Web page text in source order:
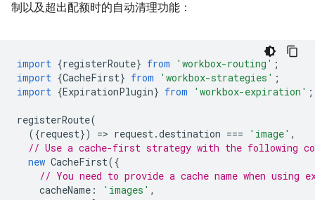
制以及超出配额时的自动清理功能：
import {registerRoute} from 'workbox-routing' ;
import {CacheFirst} from 'workbox-strategies' ;
import {ExpirationPlugin} from 'workbox-expiration' ;
registerRoute(
({request}) => request.destination === 'image' ,
// Use a cache-first strategy with the following
new CacheFirst({
// You need to provide a cache name when using
cacheName : 'images' ,